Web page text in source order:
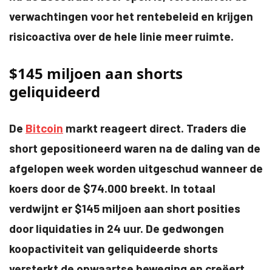
verwachtingen voor het rentebeleid en krijgen
risicoactiva over de hele linie meer ruimte.
$145 miljoen aan shorts
geliquideerd
De Bitcoin markt reageert direct. Traders die
short gepositioneerd waren na de daling van de
afgelopen week worden uitgeschud wanneer de
koers door de $74.000 breekt. In totaal
verdwijnt er $145 miljoen aan short posities
door liquidaties in 24 uur. De gedwongen
koopactiviteit van geliquideerde shorts